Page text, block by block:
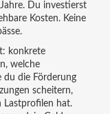
Du investierst
Kosten. Keine
konkrete
welche
die Förderung
scheitern,
Lastprofilen hat.